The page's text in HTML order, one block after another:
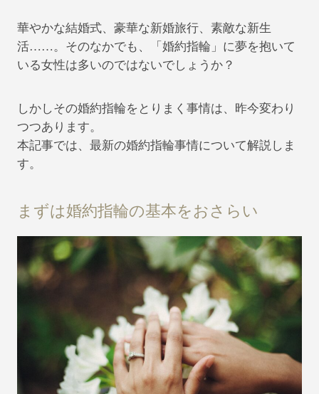
華やかな結婚式、豪華な新婚旅行、素敵な新生
活……。そのなかでも、「婚約指輪」に夢を抱いて
いる女性は多いのではないでしょうか？
しかしその婚約指輪をとりまく事情は、昨今変わり
つつあります。
本記事では、最新の婚約指輪事情について解説しま
す。
まずは婚約指輪の基本をおさらい